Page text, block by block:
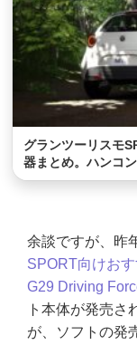
グランツーリスモ
器まとめ。ハンコ
余談ですが、昨
SPORT向けお
G29 Driving
ト本体が発売さ
が、ソフトの発